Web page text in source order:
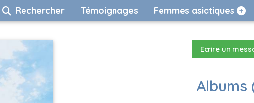
Rechercher Témoignages Femmes asiatiques
Ecrire un
Albums